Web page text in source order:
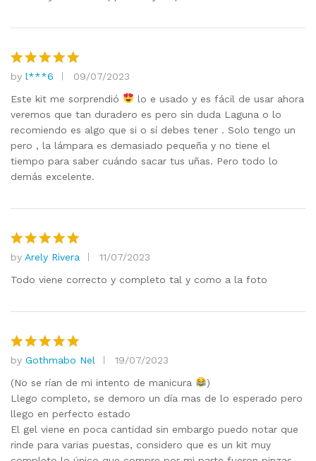
Rated5
out of 5
by l***6
09/07/2023
Este kit me sorprendió
lo e usado y es fácil de usar ahora
veremos que tan duradero es pero sin duda Laguna o lo
recomiendo es algo que si o sí debes tener . Solo tengo un
pero , la lámpara es demasiado pequeña y no tiene el
tiempo para saber cuándo sacar tus uñas. Pero todo lo
demás excelente.
Rated 5
out of 5
by Arely Rivera
11/07/2023
Todo viene correcto y completo tal y como a la foto
Rated5
out of 5
by Gothmabo Nel
19/07/2023
(No se rían de mi intento de manicura
)
Llego completo, se demoro un día mas de lo esperado pero
llego en perfecto estado
El gel viene en poca cantidad sin embargo puedo notar que
rinde para varias puestas, considero que es un kit muy